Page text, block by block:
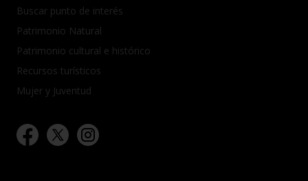
Buscar punto de interés
Patrimonio Natural
Patrimonio cultural e histórico
Recursos turísticos
Mujer y Juventud